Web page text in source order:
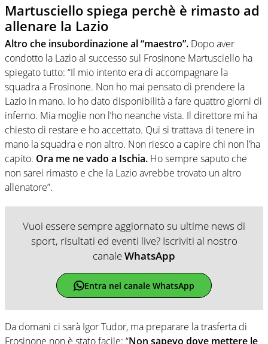
Martusciello spiega perchè è rimasto ad
allenare la Lazio
Altro che insubordinazione al “maestro”. Dopo aver
condotto la Lazio al successo sul Frosinone Martusciello ha
spiegato tutto: “Il mio intento era di accompagnare la
squadra a Frosinone. Non ho mai pensato di prendere la
Lazio in mano. Io ho dato disponibilità a fare quattro giorni di
inferno. Mia moglie non l’ho neanche vista. Il direttore mi ha
chiesto di restare e ho accettato. Qui si trattava di tenere in
mano la squadra e non altro. Non riesco a capire chi non l’ha
capito. Ora me ne vado a Ischia. Ho sempre saputo che
non sarei rimasto e che la Lazio avrebbe trovato un altro
allenatore”.
Vuoi essere sempre aggiornato su ultime news di
sport, risultati ed eventi live? Iscriviti al nostro
canaleWhatsApp
Entra nel canale WhatsApp
Da domani ci sarà Igor Tudor, ma preparare la trasferta di
Frosinone non è stato facile: “Non sapevo dove mettere le